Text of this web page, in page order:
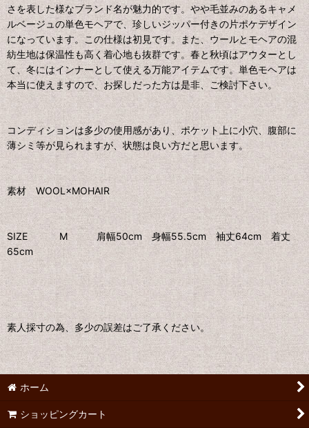
さを表した様なブランド名が魅力的です。やや毛並みのあるキャメ
ルベージュの単色モヘアで、珍しいジッパー付きの片ポケデザイン
になっています。この仕様は初見です。また、ウールとモヘアの混
紡生地は保温性も高く着心地も抜群です。春と秋頃はアウターとし
て、冬にはインナーとして使える万能アイテムです。単色モヘアは
本当に使えますので、お探しだった方は是非、ご検討下さい。
コンディションは多少の使用感があり、ポケット上に小穴、腹部に
薄シミ等が見られますが、状態は良い方だと思います。
素材 WOOL×MOHAIR
SIZE M 肩幅50cm 身幅55.5cm 袖丈64cm 着丈
65cm
素人採寸の為、多少の誤差はご了承ください。
ホーム
ショッピングカート